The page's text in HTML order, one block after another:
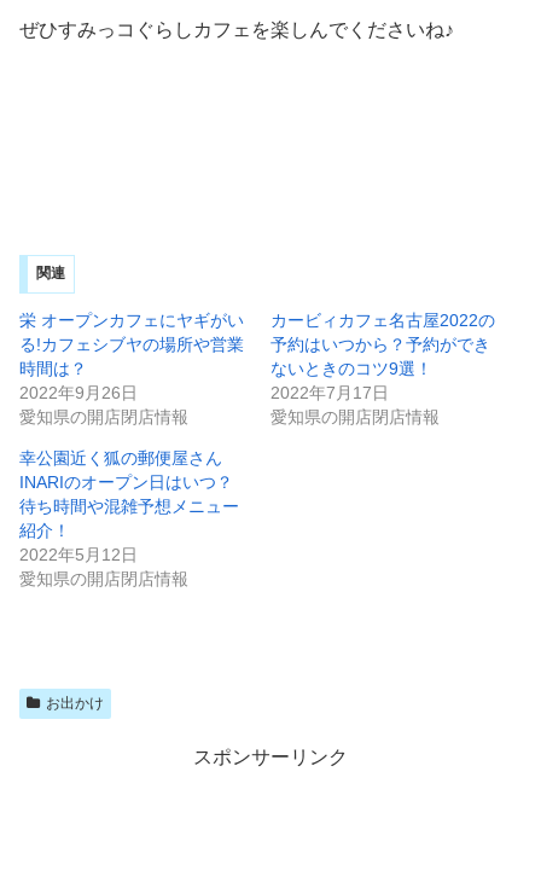
ぜひすみっコぐらしカフェを楽しんでくださいね♪
関連
栄 オープンカフェにヤギがい
る!カフェシブヤの場所や営業
時間は？
2022年9月26日
愛知県の開店閉店情報
カービィカフェ名古屋2022の
予約はいつから？予約ができ
ないときのコツ9選！
2022年7月17日
愛知県の開店閉店情報
幸公園近く狐の郵便屋さん
INARIのオープン日はいつ？
待ち時間や混雑予想メニュー
紹介！
2022年5月12日
愛知県の開店閉店情報
お出かけ
スポンサーリンク